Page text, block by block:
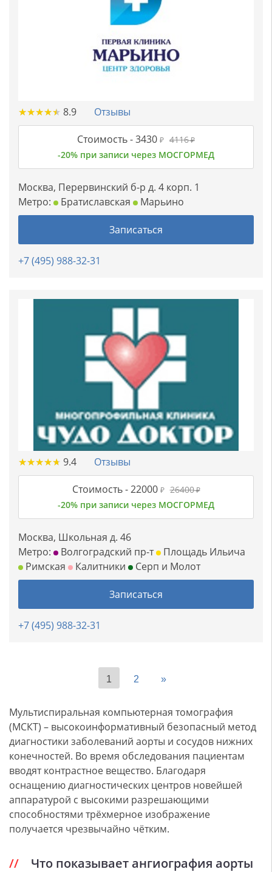
★★★★★
★★★★★ 8.9 Отзывы
Стоимость -3430 ₽ 4116₽
-20% при записи через МОСГОРМЕД
Москва, Перервинский б-р д. 4 корп. 1
Метро:
Братиславская Марьино
Записаться
+7 (495) 988-32-31
★★★★★
★★★★★ 9.4 Отзывы
Стоимость -22000 ₽ 26400₽
-20% при записи через МОСГОРМЕД
Москва, Школьная д. 46
Метро:
Волгоградский пр-т
Площадь Ильича
Римская
Калитники Серп и Молот
Записаться
+7 (495) 988-32-31
1 2 »
Мультиспиральная компьютерная томография
(МСКТ) – высокоинформативный безопасный метод
диагностики заболеваний аорты и сосудов нижних
конечностей. Во время обследования пациентам
вводят контрастное вещество. Благодаря
оснащению диагностических центров новейшей
аппаратурой с высокими разрешающими
способностями трёхмерное изображение
получается чрезвычайно чётким.
Что показывает ангиография аорты